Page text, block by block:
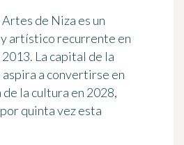
Artes de Niza es un
artístico recurrente en
La capital de la
a convertirse en
la cultura en 2028,
quinta vez esta